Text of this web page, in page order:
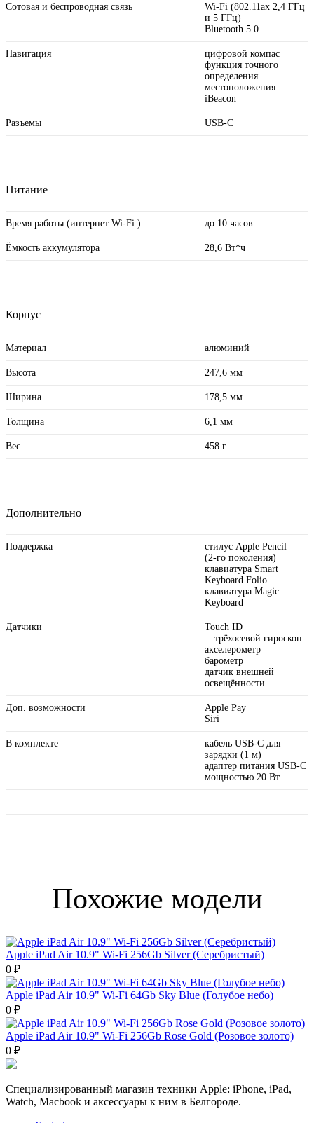
Сотовая и беспроводная связь
Wi-Fi (802.11ax 2,4 ГГц
и 5 ГГц)
Bluetooth 5.0
Навигация
цифровой компас
функция точного
определения
местоположения
iBeacon
Разъемы USB‑C
Питание
Время работы (интернет Wi-Fi ) до 10 часов
Ёмкость аккумулятора 28,6 Вт*ч
Корпус
Материал алюминий
Высота 247,6 мм
Ширина 178,5 мм
Толщина 6,1 мм
Вес 458 г
Дополнительно
Поддержка
стилус Apple Pencil
(2‑го поколения)
клавиатура Smart
Keyboard Folio
клавиатура Magic
Keyboard
Датчики
Touch ID
трёхосевой гироскоп
акселерометр
барометр
датчик внешней
освещённости
Доп. возможности
Apple Pay
Siri
В комплекте
кабель USB‑C для
зарядки (1 м)
адаптер питания USB‑C
мощностью 20 Вт
Похожие модели
Apple iPad Air 10.9" Wi-Fi 256Gb Silver (Серебристый)
0 ₽
Apple iPad Air 10.9" Wi-Fi 64Gb Sky Blue (Голубое небо)
0 ₽
Apple iPad Air 10.9" Wi-Fi 256Gb Rose Gold (Розовое золото)
0 ₽
Специализированный магазин техники Apple: iPhone, iPad,
Watch, Macbook и аксессуары к ним в Белгороде.